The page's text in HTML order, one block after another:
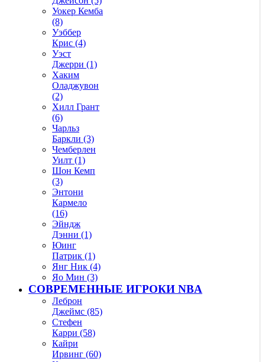
Уокер Кемба
(8)
Уэббер
Крис (4)
Уэст
Джерри (1)
Хаким
Оладжувон
(2)
Хилл Грант
(6)
Чарльз
Баркли (3)
Чемберлен
Уилт (1)
Шон Кемп
(3)
Энтони
Кармело
(16)
Эйндж
Дэнни (1)
Юинг
Патрик (1)
Янг Ник (4)
Яо Мин (3)
СОВРЕМЕННЫЕ ИГРОКИ NBA
Леброн
Джеймс (85)
Стефен
Карри (58)
Кайри
Ирвинг (60)